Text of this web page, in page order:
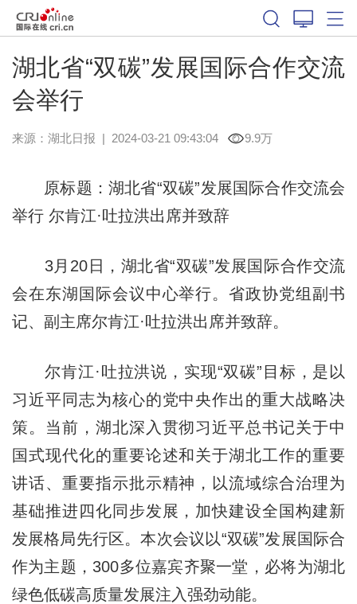
湖北省“双碳”发展国际合作交流
会举行
来源： 湖北日报 | 2024-03-21 09:43:04 9.9万
原标题：湖北省“双碳”发展国际合作交流会
举行 尔肯江·吐拉洪出席并致辞
3月20日，湖北省“双碳”发展国际合作交流
会在东湖国际会议中心举行。省政协党组副书
记、副主席尔肯江·吐拉洪出席并致辞。
尔肯江·吐拉洪说，实现“双碳”目标，是以
习近平同志为核心的党中央作出的重大战略决
策。当前，湖北深入贯彻习近平总书记关于中
国式现代化的重要论述和关于湖北工作的重要
讲话、重要指示批示精神，以流域综合治理为
基础推进四化同步发展，加快建设全国构建新
发展格局先行区。本次会议以“双碳”发展国际合
作为主题，300多位嘉宾齐聚一堂，必将为湖北
绿色低碳高质量发展注入强劲动能。